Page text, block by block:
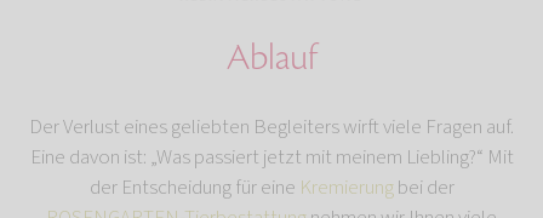
Ablauf
Der Verlust eines geliebten Begleiters wirft viele Fragen auf.
Eine davon ist: „Was passiert jetzt mit meinem Liebling?“ Mit
der Entscheidung für eine Kremierungbei der